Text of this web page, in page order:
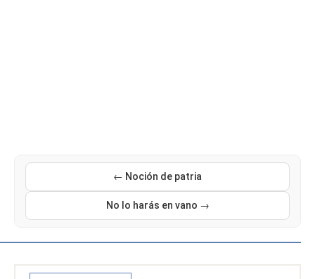
← Noción de patria
No lo harás en vano →